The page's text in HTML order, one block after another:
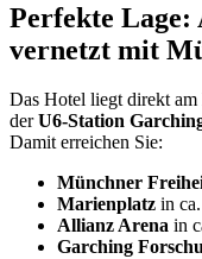
Perfekte
vernetzt mit
Das Hotel liegt direkt am
derU6‑Station
Damit erreichen Sie:
Münchner
Marienplatz in
Allianz Arena in
Garching